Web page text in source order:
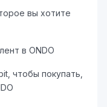
вы хотите
в ONDO
чтобы покупать,